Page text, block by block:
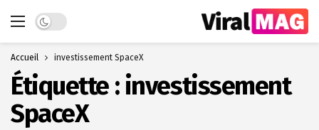
Dark mode
Accueil investissement SpaceX
Étiquette : investissement
SpaceX